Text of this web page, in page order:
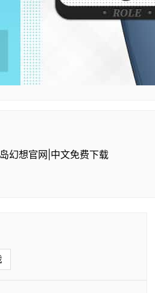
幻想官网|中文免费下载